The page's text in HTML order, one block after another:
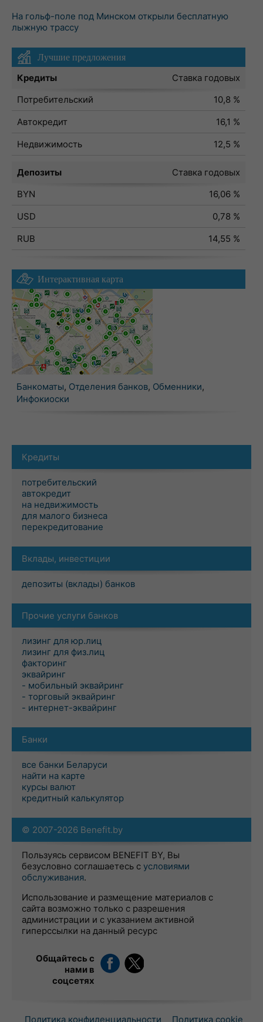
На гольф-поле под Минском открыли бесплатную
лыжную трассу
Лучшие предложения
Кредиты
Ставка годовых
Потребительский
10,8 %
Автокредит
16,1 %
Недвижимость
12,5 %
Депозиты
Ставка годовых
BYN
16,06 %
USD
0,78 %
RUB
14,55 %
Интерактивная карта
Банкоматы, Отделения банков, Обменники,
Инфокиоски
Кредиты
потребительский
автокредит
на недвижимость
для малого бизнеса
перекредитование
Вклады, инвестиции
депозиты (вклады) банков
Прочие услуги банков
лизинг для юр.лиц
лизинг для физ.лиц
факторинг
эквайринг
- мобильный эквайринг
- торговый эквайринг
- интернет-эквайринг
Банки
все банки Беларуси
найти на карте
курсы валют
кредитный калькулятор
© 2007-2026 Benefit.by
Пользуясь сервисом BENEFIT BY, Вы
безусловно соглашаетесь с условиями
обслуживания.
Использование и размещение материалов с
сайта возможно только с разрешения
администрации и с указанием активной
гиперссылки на данный ресурс
Общайтесь с
нами в
соцсетях
Политика конфиденциальности Политика cookie